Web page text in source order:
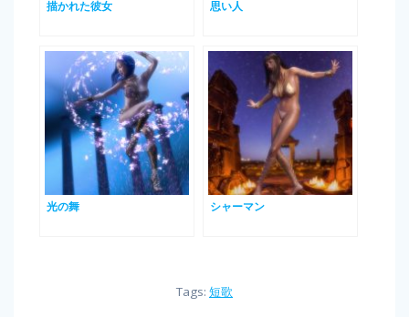
描かれた彼女 思い人
光の舞 シャーマン
Tags: 短歌